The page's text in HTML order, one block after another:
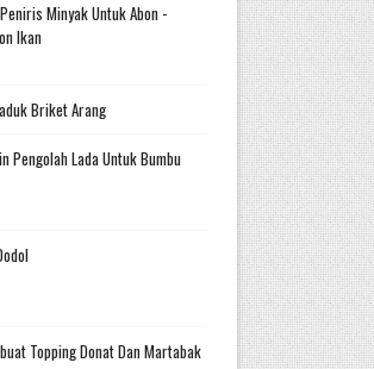
Minyak Untuk Abon -
Ikan
Briket Arang
Pengolah Lada Untuk Bumbu
Topping Donat Dan Martabak